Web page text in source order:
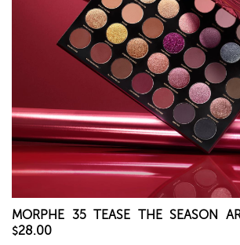
MORPHE 35 TEASE THE SEASON
$28.00